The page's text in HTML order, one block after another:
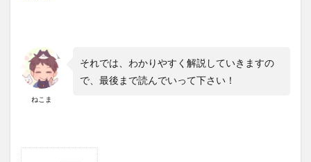
ねこま
それでは、わかりやすく解説していきますの
で、最後まで読んでいって下さい！